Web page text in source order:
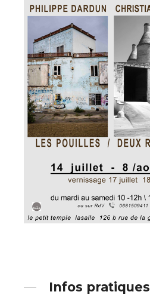
Adresse email*
Nom
Infos pratiques